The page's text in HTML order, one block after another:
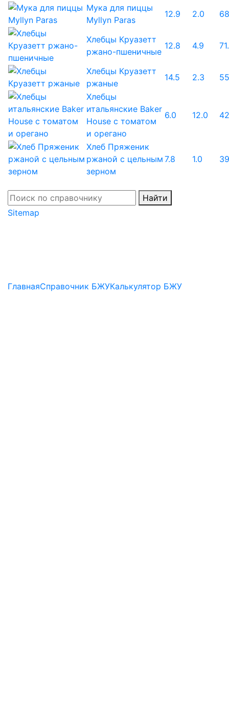
Мука для пиццы
Myllyn Paras
12.9 2.0
Хлебцы Круазетт
ржано-пшеничные
12.8 4.9
Хлебцы Круазетт
ржаные
14.5 2.3
Хлебцы
итальянские Baker
House с томатом
и орегано
6.0 12.0
Хлеб Пряженик
ржаной с цельным
зерном
7.8 1.0
Найти
Sitemap
ГлавнаяСправочник БЖУКалькулятор БЖУ